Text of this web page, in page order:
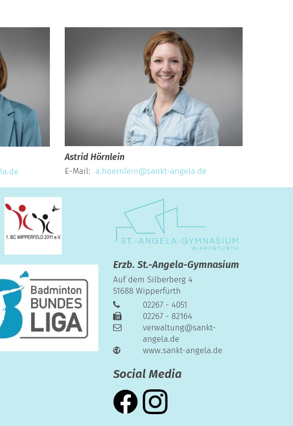
AstridHörnlein
E-Mail: a.hoernlein@sankt-angela.de
Erzb. St.-Angela-Gymnasium
Auf dem Silberberg 4
51688 Wipperfürth
02267 - 4051
02267 - 82164
verwaltung@sankt-
angela.de
www.sankt-angela.de
Social Media